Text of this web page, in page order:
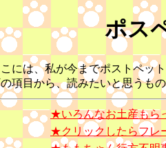
ポス
には、私が今までポストペッ
項目から、読みたいと思うも
★いろんなお土産もら
★クリックしたらフレ